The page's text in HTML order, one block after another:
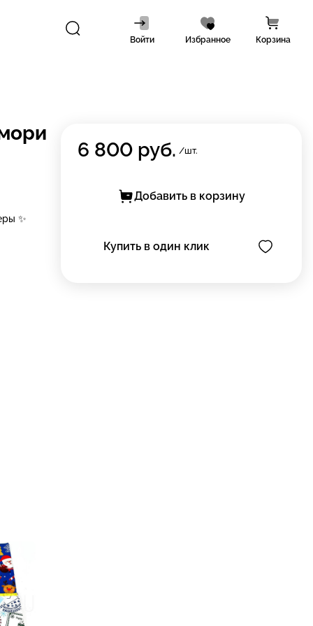
Войти Избранное Корзина
✨
6 800 руб. /шт.
Добавить в корзину
Купить в один клик